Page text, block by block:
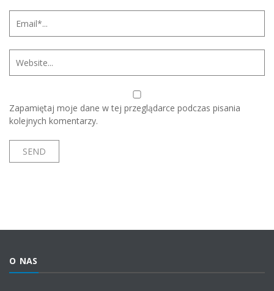
Zapamiętaj moje dane w tej przeglądarce podczas pisania
kolejnych komentarzy.
O NAS